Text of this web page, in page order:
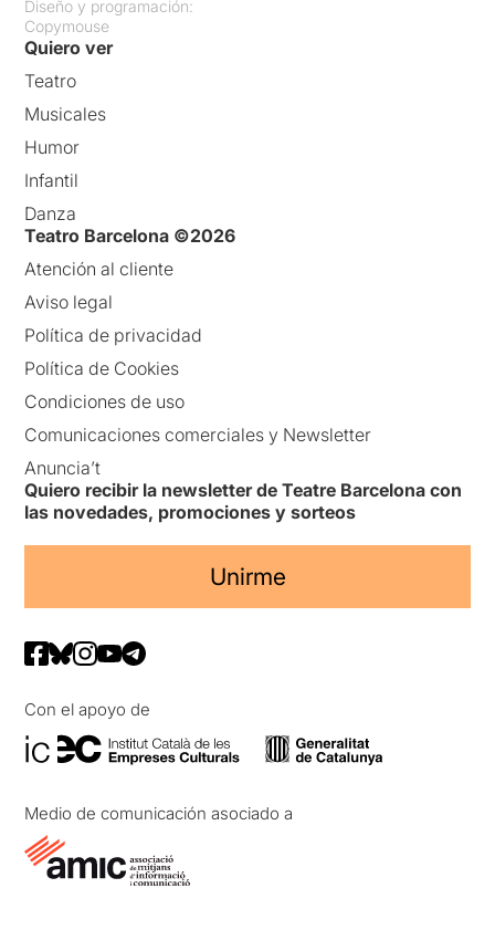
Diseño y programación:
Copymouse
Quiero ver
Teatro
Musicales
Humor
Infantil
Danza
Teatro Barcelona ©2026
Atención al cliente
Aviso legal
Política de privacidad
Política de Cookies
Condiciones de uso
Comunicaciones comerciales y Newsletter
Anuncia’t
Quiero recibir la newsletter de Teatre Barcelona con
las novedades, promociones y sorteos
Unirme
Con el apoyo de
Medio de comunicación asociado a